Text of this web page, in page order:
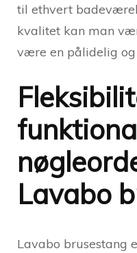
til ethvert
kvalitet kan man
være en pålidelig
Lavabo
Lavabo brusestang